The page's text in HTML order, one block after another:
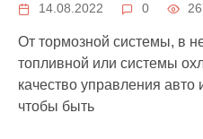
14.08.2022 0
От тормозной системы, в
топливной или системы
качество управления авто
чтобы быть